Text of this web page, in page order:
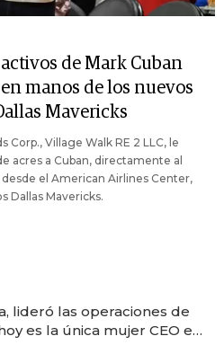
de Mark Cuban
manos de los nuevos
Mavericks
Corp., Village Walk RE 2 LLC, le
acres a Cuban, directamente al
el American Airlines Center,
Dallas Mavericks.
lideró las operaciones de
es la única mujer CEO en